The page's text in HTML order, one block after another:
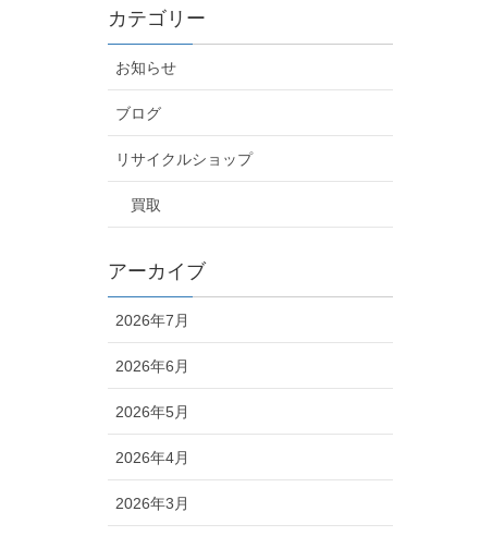
カテゴリー
お知らせ
ブログ
リサイクルショップ
買取
アーカイブ
2026年7月
2026年6月
2026年5月
2026年4月
2026年3月